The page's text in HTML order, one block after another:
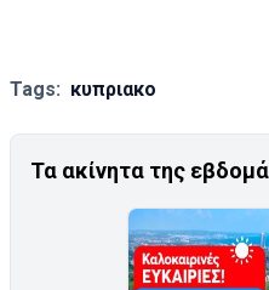
Tags: κυπριακο
Τα ακίνητα της